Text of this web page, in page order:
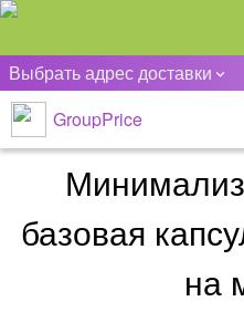
Выбрать адрес доставки
GroupPrice
базовая
на